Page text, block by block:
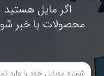
اگر مایل
محصولات با خبر